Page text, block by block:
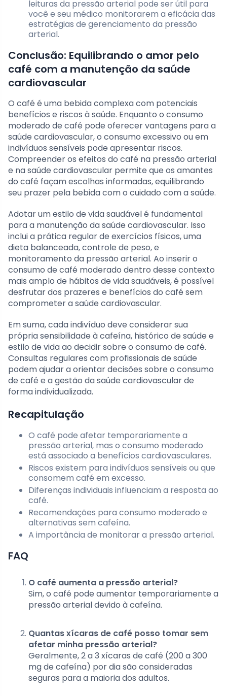
leituras da pressão arterial pode ser útil para
você e seu médico monitorarem a eficácia das
estratégias de gerenciamento da pressão
arterial.
Conclusão: Equilibrando o amor pelo
café com a manutenção da saúde
cardiovascular
O café é uma bebida complexa com potenciais
benefícios e riscos à saúde. Enquanto o consumo
moderado de café pode oferecer vantagens para a
saúde cardiovascular, o consumo excessivo ou em
indivíduos sensíveis pode apresentar riscos.
Compreender os efeitos do café na pressão arterial
e na saúde cardiovascular permite que os amantes
do café façam escolhas informadas, equilibrando
seu prazer pela bebida com o cuidado com a saúde.
Adotar um estilo de vida saudável é fundamental
para a manutenção da saúde cardiovascular. Isso
inclui a prática regular de exercícios físicos, uma
dieta balanceada, controle de peso, e
monitoramento da pressão arterial. Ao inserir o
consumo de café moderado dentro desse contexto
mais amplo de hábitos de vida saudáveis, é possível
desfrutar dos prazeres e benefícios do café sem
comprometer a saúde cardiovascular.
Em suma, cada indivíduo deve considerar sua
própria sensibilidade à cafeína, histórico de saúde e
estilo de vida ao decidir sobre o consumo de café.
Consultas regulares com profissionais de saúde
podem ajudar a orientar decisões sobre o consumo
de café e a gestão da saúde cardiovascular de
forma individualizada.
Recapitulação
O café pode afetar temporariamente a
pressão arterial, mas o consumo moderado
está associado a benefícios cardiovasculares.
Riscos existem para indivíduos sensíveis ou que
consomem café em excesso.
Diferenças individuais influenciam a resposta ao
café.
Recomendações para consumo moderado e
alternativas sem cafeína.
A importância de monitorar a pressão arterial.
FAQ
O café aumenta a pressão arterial?
Sim, o café pode aumentar temporariamente a
pressão arterial devido à cafeína.
Quantas xícaras de café posso tomar sem
afetar minha pressão arterial?
Geralmente, 2 a 3 xícaras de café (200 a 300
mg de cafeína) por dia são consideradas
seguras para a maioria dos adultos.